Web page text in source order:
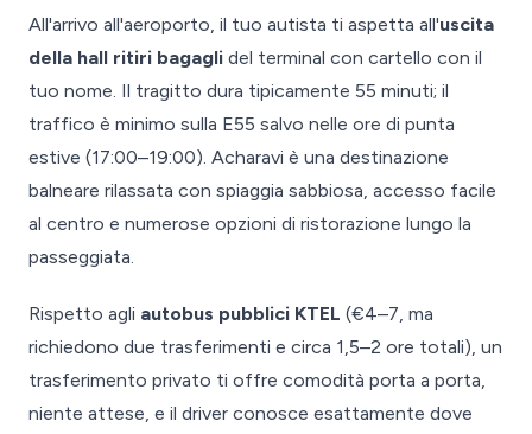
All'arrivo all'aeroporto, il tuo autista ti aspetta all'uscita
della hall ritiri bagagli del terminal con cartello con il
tuo nome. Il tragitto dura tipicamente 55 minuti; il
traffico è minimo sulla E55 salvo nelle ore di punta
estive (17:00–19:00). Acharavi è una destinazione
balneare rilassata con spiaggia sabbiosa, accesso facile
al centro e numerose opzioni di ristorazione lungo la
passeggiata.
Rispetto agli autobus pubblici KTEL (€4–7, ma
richiedono due trasferimenti e circa 1,5–2 ore totali), un
trasferimento privato ti offre comodità porta a porta,
niente attese, e il driver conosce esattamente dove